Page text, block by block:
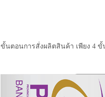
ขั้นตอนการสั่งผลิตสินค้า เพียง 4